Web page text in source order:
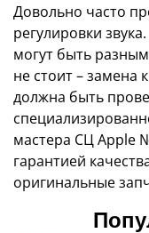
Довольно часто
регулировки
могут быть
не стоит – замена
должна быть
мастера СЦ Apple
гарантией
оригинальные